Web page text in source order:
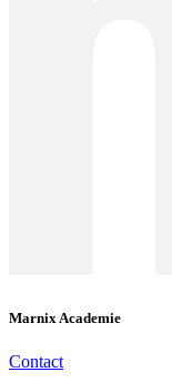
Marnix Academie
Contact